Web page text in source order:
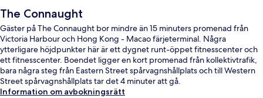
The Connaught
Gäster på The Connaught bor mindre än 15 minuters promenad från
Victoria Harbour och Hong Kong - Macao färjeterminal. Några
ytterligare höjdpunkter här är ett dygnet runt-öppet fitnesscenter och
ett fitnesscenter. Boendet ligger en kort promenad från kollektivtrafik,
bara några steg från Eastern Street spårvagnshållplats och till Western
Street spårvagnshållplats tar det 4 minuter att gå.
Information om avbokningsrätt